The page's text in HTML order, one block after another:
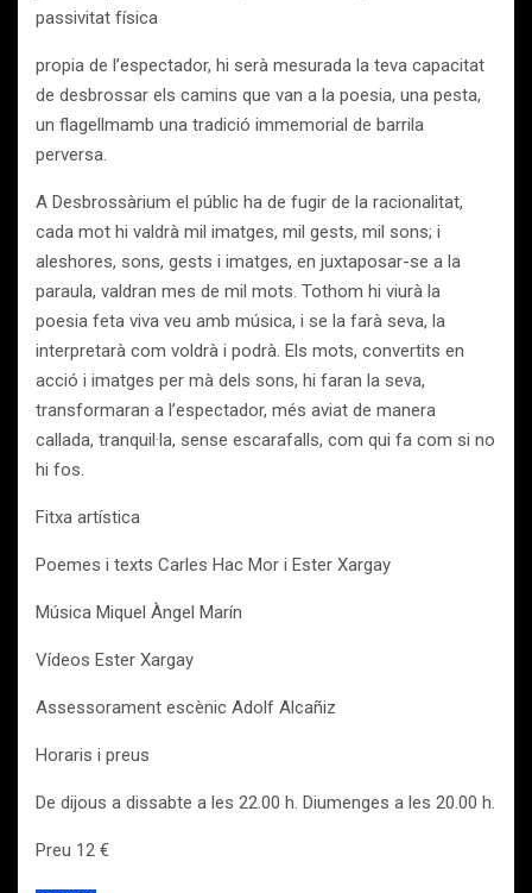
passivitat física
propia de l’espectador, hi serà mesurada la teva capacitat
de desbrossar els camins que van a la poesia, una pesta,
un flagellmamb una tradició immemorial de barrila
perversa.
A Desbrossàrium el públic ha de fugir de la racionalitat,
cada mot hi valdrà mil imatges, mil gests, mil sons; i
aleshores, sons, gests i imatges, en juxtaposar-se a la
paraula, valdran mes de mil mots. Tothom hi viurà la
poesia feta viva veu amb música, i se la farà seva, la
interpretarà com voldrà i podrà. Els mots, convertits en
acció i imatges per mà dels sons, hi faran la seva,
transformaran a l’espectador, més aviat de manera
callada, tranquil·la, sense escarafalls, com qui fa com si no
hi fos.
Fitxa artística
Poemes i texts Carles Hac Mor i Ester Xargay
Música Miquel Àngel Marín
Vídeos Ester Xargay
Assessorament escènic Adolf Alcañiz
Horaris i preus
De dijous a dissabte a les 22.00 h. Diumenges a les 20.00 h.
Preu 12 €